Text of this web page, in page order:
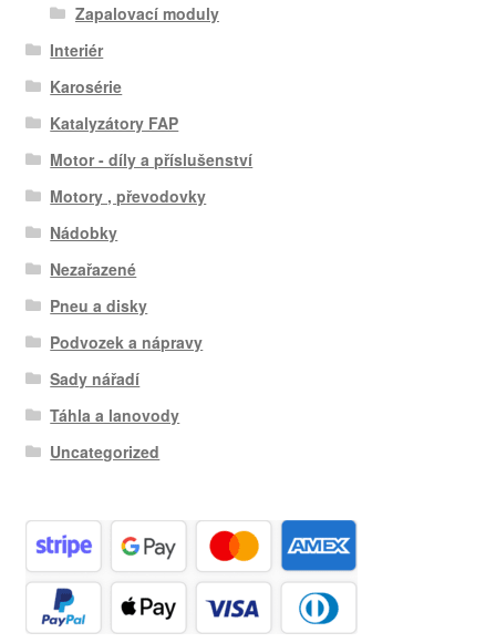
Zapalovací moduly
Interiér
Karosérie
Katalyzátory FAP
Motor - díly a příslušenství
Motory , převodovky
Nádobky
Nezařazené
Pneu a disky
Podvozek a nápravy
Sady nářadí
Táhla a lanovody
Uncategorized